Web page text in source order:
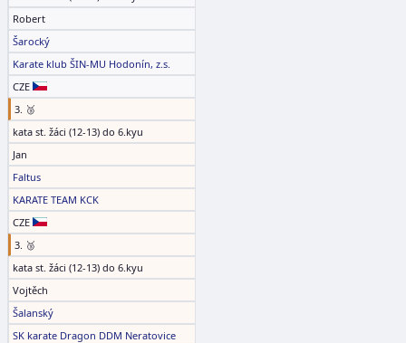
Robert
Šarocký
Karate klub ŠIN-MU Hodonín, z.s.
CZE
3. 🥉
kata st. žáci (12-13) do 6.kyu
Jan
Faltus
KARATE TEAM KCK
CZE
3. 🥉
kata st. žáci (12-13) do 6.kyu
Vojtěch
Šalanský
SK karate Dragon DDM Neratovice